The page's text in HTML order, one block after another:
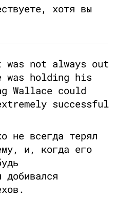
хотя вы
not always out
was holding his
Wallace could
successful
не всегда терял
и, когда его
добивался